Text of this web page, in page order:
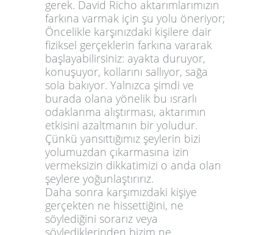
gerek. David Richo aktarımlarımızın
farkına varmak için şu yolu öneriyor;
Öncelikle karşınızdaki kişilere dair
fiziksel gerçeklerin farkına vararak
başlayabilirsiniz: ayakta duruyor,
konuşuyor, kollarını sallıyor, sağa
sola bakıyor. Yalnızca şimdi ve
burada olana yönelik bu ısrarlı
odaklanma alıştırması, aktarımın
etkisini azaltmanın bir yoludur.
Çünkü yansıttığımız şeylerin bizi
yolumuzdan çıkarmasına izin
vermeksizin dikkatimizi o anda olan
şeylere yoğunlaştırırız.
Daha sonra karşımızdaki kişiye
gerçekten ne hissettiğini, ne
söylediğini sorarız veya